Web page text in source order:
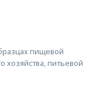
пищевой
хозяйства, питьевой